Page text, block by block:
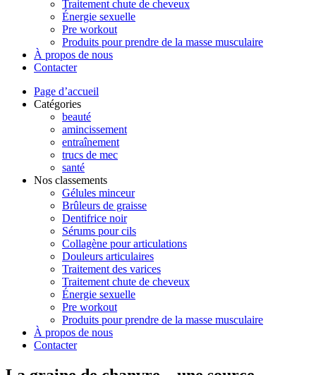
Traitement chute de cheveux
Énergie sexuelle
Pre workout
Produits pour prendre de la masse musculaire
À propos de nous
Contacter
Page d’accueil
Catégories
beauté
amincissement
entraînement
trucs de mec
santé
Nos classements
Gélules minceur
Brûleurs de graisse
Dentifrice noir
Sérums pour cils
Collagène pour articulations
Douleurs articulaires
Traitement des varices
Traitement chute de cheveux
Énergie sexuelle
Pre workout
Produits pour prendre de la masse musculaire
À propos de nous
Contacter